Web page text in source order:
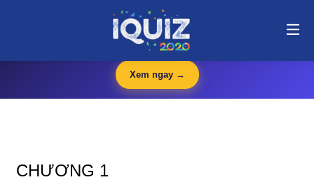
Chương 1 | i-quiz.vn@stop article@stop
🛍️
— Văn phòng phẩm, dụng cụ học tập giá tốt
Xem ngay →
CHƯƠNG 1